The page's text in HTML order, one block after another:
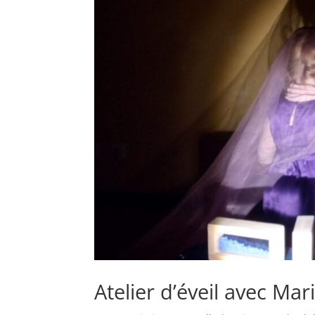
Atelier d’éveil avec